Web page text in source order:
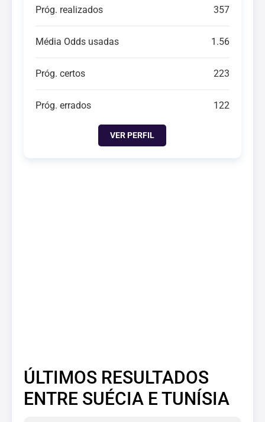
Próg. realizados 357
Média Odds usadas 1.56
Próg. certos 223
Próg. errados 122
VER PERFIL
ÚLTIMOS RESULTADOS
ENTRE SUÉCIA E TUNÍSIA